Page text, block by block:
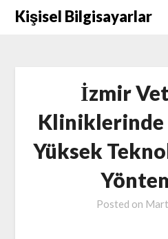
SkipKişisel Bilgisayarlar
İzmir
Kliniklerinde
Yüksek
Posted on